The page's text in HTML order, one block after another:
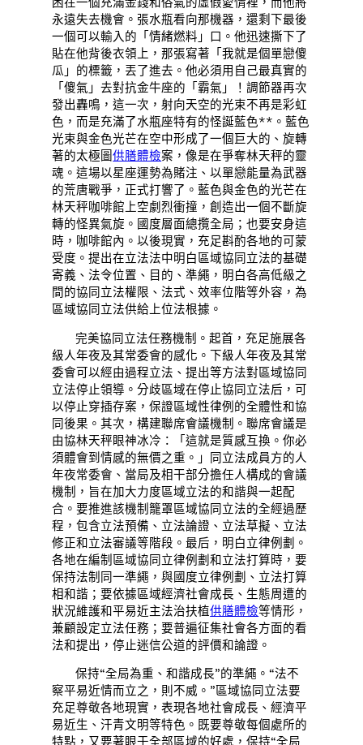
永遠失去機會。張水瓶看向那機器，還剩下最後
一個可以輸入的「情緒燃料」口。他迅速撕下了
貼在他背後衣領上，那張寫著「我就是個單戀傻
瓜」的標籤，丟了進去。他必須用自己最真實的
「傻氣」去對抗金牛座的「霸氣」！調節器再次
發出轟鳴，這一次，射向天空的光束不再是彩虹
色，而是充滿了水瓶座特有的怪誕藍色**。藍色
光束與金色光芒在空中形成了一個巨大的、旋轉
著的太極圖供膳體檢案，像是在爭奪林天秤的靈
魂。這場以星座運勢為賭注、以單戀能量為武器
的荒唐戰爭，正式打響了。藍色與金色的光芒在
林天秤咖啡館上空劇烈衝撞，創造出一個不斷旋
轉的怪異氣旋。國度層面總攬全局；也要安身這
時，咖啡館內。以後現實，充足斟酌各地的可蒙
受度。提出在立法法中明白區域協同立法的基礎
寄義、法令位置、目的、準繩，明白各高低級之
間的協同立法權限、法式、效率位階等外容，為
區域協同立法供給上位法根據。
完美協同立法任務機制。起首，充足施展各
級人年夜及其常委會的感化。下級人年夜及其常
委會可以經由過程立法、提出等方法對區域協同
立法停止領導。分歧區域在停止協同立法后，可
以停止穿插存案，保證區域性律例的全體性和協
同後果。其次，構建聯席會議機制。聯席會議是
由協林天秤眼神冰冷：「這就是質感互換。你必
須體會到情感的無價之重。」同立法成員方的人
年夜常委會、當局及相干部分擔任人構成的會議
機制，旨在加大力度區域立法的和諧與一起配
合。要推進該機制籠罩區域協同立法的全經過歷
程，包含立法預備、立法論證、立法草擬、立法
修正和立法審議等階段。最后，明白立律例劃。
各地在編制區域協同立律例劃和立法打算時，要
保持法制同一準繩，與國度立律例劃、立法打算
相和諧；要依據區域經濟社會成長、生態周遭的
狀況維護和平易近主法治扶植供膳體檢等情形，
兼顧設定立法任務；要普遍征集社會各方面的看
法和提出，停止迷信公道的評價和論證。
保持“全局為重、和諧成長”的準繩。“法不
察平易近情而立之，則不威。”區域協同立法要
充足尊敬各地現實，表現各地社會成長、經濟平
易近生、汗青文明等特色。既要尊敬每個處所的
特點，又要著眼于全部區域的好處，保持“全局